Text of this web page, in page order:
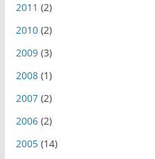
2011 (2)
2010(2)
2009(3)
2008(1)
2007(2)
2006(2)
2005(14)